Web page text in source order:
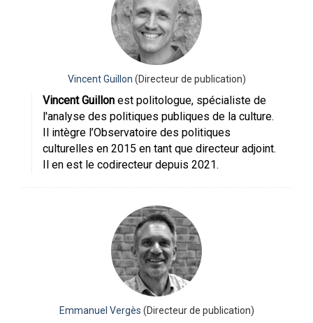
Vincent Guillon (Directeur de publication)
Vincent Guillon est politologue, spécialiste de
l'analyse des politiques publiques de la culture.
Il intègre l’Observatoire des politiques
culturelles en 2015 en tant que directeur adjoint.
Il en est le codirecteur depuis 2021.
Emmanuel Vergès (Directeur de publication)